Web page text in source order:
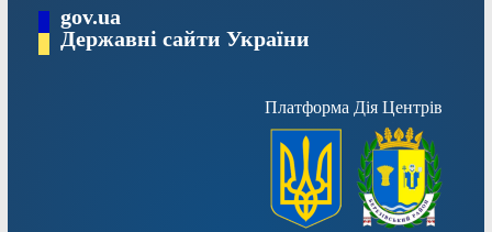
Перейтиgov.ua
Державні сайти України
Платформа Дія Центрів